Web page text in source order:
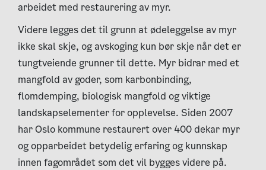
arbeidet med restaurering av myr.
Videre legges det til grunn at ødeleggelse av myr
ikke skal skje, og avskoging kun bør skje når det er
tungtveiende grunner til dette. Myr bidrar med et
mangfold av goder, som karbonbinding,
flomdemping, biologisk mangfold og viktige
landskapselementer for opplevelse. Siden 2007
har Oslo kommune restaurert over 400 dekar myr
og opparbeidet betydelig erfaring og kunnskap
innen fagområdet som det vil bygges videre på.